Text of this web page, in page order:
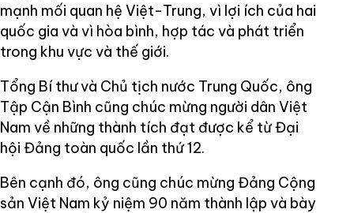
mạnh mối quan hệ Việt-Trung, vì lợi ích của hai
quốc gia và vì hòa bình, hợp tác và phát triển
trong khu vực và thế giới.
Tổng Bí thư và Chủ tịch nước Trung Quốc, ông
Tập Cận Bình cũng chúc mừng người dân Việt
Nam về những thành tích đạt được kể từ Đại
hội Đảng toàn quốc lần thứ 12.
Bên cạnh đó, ông cũng chúc mừng Đảng Cộng
sản Việt Nam kỷ niệm 90 năm thành lập và bày